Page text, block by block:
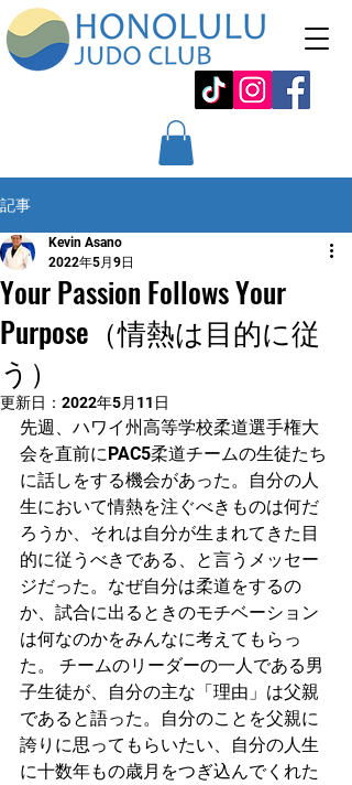
記事
Your Passion Follows Your
Purpose（情熱は目的に従
う）
Kevin Asano
2022年5月9日
更新日： 2022年5月11日
先週、ハワイ州高等学校柔道選手権大
会を直前にPAC5柔道チームの生徒たち
に話しをする機会があった。自分の人
生において情熱を注ぐべきものは何だ
ろうか、それは自分が生まれてきた目
的に従うべきである、と言うメッセー
ジだった。なぜ自分は柔道をするの
か、試合に出るときのモチベーション
は何なのかをみんなに考えてもらっ
た。 チームのリーダーの一人である男
子生徒が、自分の主な「理由」は父親
であると語った。自分のことを父親に
誇りに思ってもらいたい、自分の人生
に十数年もの歳月をつぎ込んでくれた